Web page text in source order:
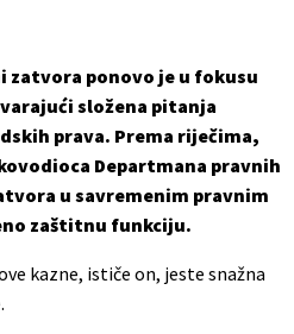
zatvora ponovo je u fokusu
složena pitanja
prava. Prema riječima,
Departmana pravnih
u savremenim pravnim
zaštitnu funkciju.
kazne, ističe on, jeste snažna